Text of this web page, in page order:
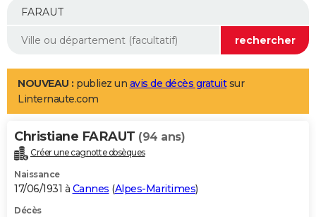
Mobiles
Meilleur smartphone
Internet
Ordinateurs
Jeux vidéo
Guide high-tech
Aménagement intérieur
LIFESTYLE
Art de vivre
Bien-être
Loisirs
Mode
Modes de vie
Alimentation
Guide de la santé
Maladies
Médicaments
Sommeil
VOYAGE
Destinations
City break
Voyage nature
Voyage de noces
Forum
Climat
+PHOTO
GUIDES D'ACHAT
NOUVEAU : publiez un avis de décès gratuitsur
Linternaute.com
Christiane FARAUT (94 ans)
Créer une cagnotte obsèques
Naissance
17/06/1931 à Cannes (Alpes-Maritimes)
Décès